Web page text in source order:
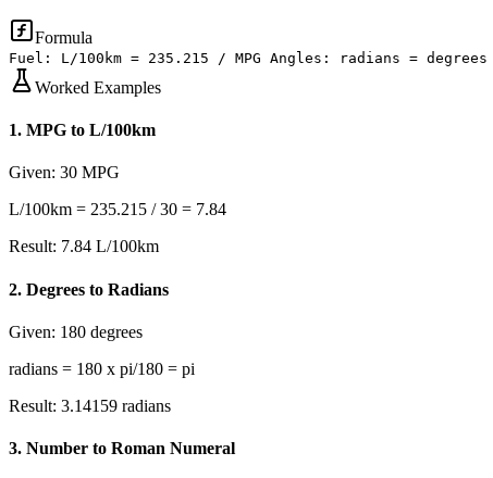
Formula
Fuel: L/100km = 235.215 / MPG Angles: radians =
Worked Examples
1. MPG to L/100km
Given: 30 MPG
L/100km = 235.215 / 30 = 7.84
Result: 7.84 L/100km
2. Degrees to Radians
Given: 180 degrees
radians = 180 x pi/180 = pi
Result: 3.14159 radians
3. Number to Roman Numeral